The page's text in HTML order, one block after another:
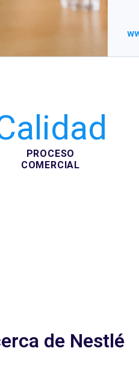
PROCESO
COMERCIAL
de Nestlé